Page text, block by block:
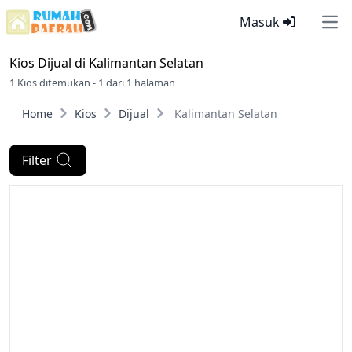
Masuk
Kios Dijual di Kalimantan Selatan
1 Kios ditemukan - 1 dari 1 halaman
Home Kios Dijual Kalimantan Selatan
Filter